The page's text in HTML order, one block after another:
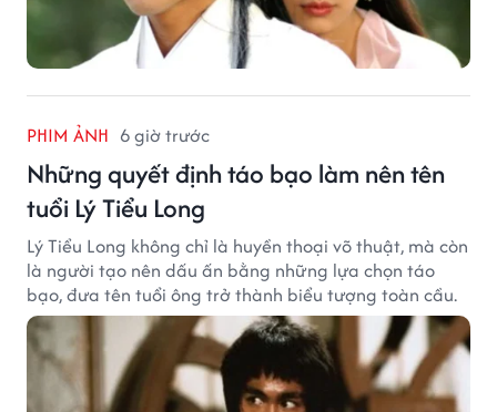
PHIM ẢNH 6 giờ trước
Những quyết định táo bạo làm nên tên
tuổi Lý Tiểu Long
Lý Tiểu Long không chỉ là huyền thoại võ thuật, mà còn
là người tạo nên dấu ấn bằng những lựa chọn táo
bạo, đưa tên tuổi ông trở thành biểu tượng toàn cầu.